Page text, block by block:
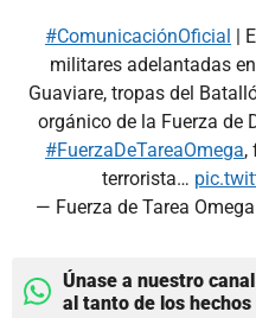
#ComunicaciónOficial |
militares adelantadas
Guaviare, tropas del
orgánico de la Fuerza de
#FuerzaDeTareaOmega,
terrorista…
— Fuerza de Tarea
Únase a nuestro
al tanto de los